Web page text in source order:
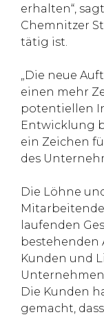
erhalten“,
Chemnitzer
tätig ist.
„Die neue
einen mehr
potentiellen
Entwicklung
ein Zeichen
des
Die Löhne
laufenden
bestehenden
Kunden und
Die Kunden
gemacht,